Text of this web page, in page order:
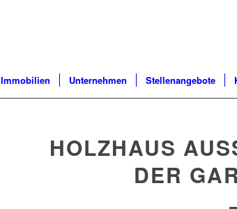
Immobilien Unternehmen Stellenangebote
HOLZHAUS
ER